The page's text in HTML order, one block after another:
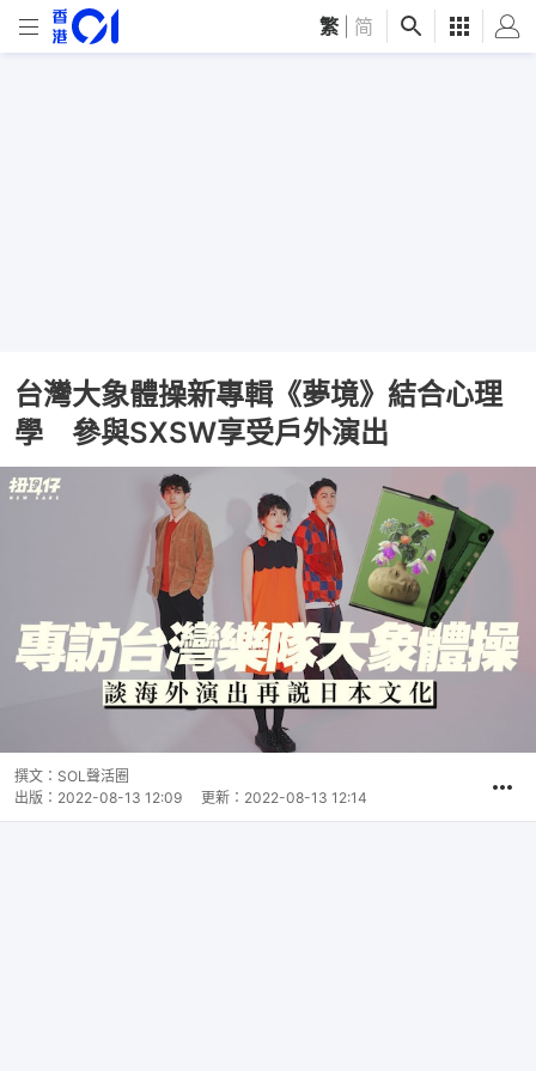
繁 简
台灣大象體操新專輯《夢境》結合心理
學 參與SXSW享受戶外演出
撰文： SOL聲活圈
出版： 2022-08-13 12:09 更新： 2022-08-13 12:14